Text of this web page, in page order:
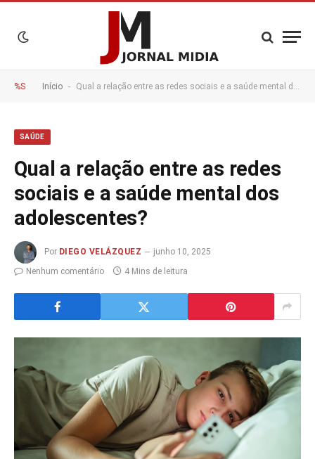
%S Início - Qual a relação entre as redes sociais e a saúde mental dos adolescentes?
SAÚDE
Qual a relação entre as redes
sociais e a saúde mental dos
adolescentes?
Por DIEGO VELÁZQUEZ
junho 10, 2025
Nenhum comentário
4 Mins de leitura